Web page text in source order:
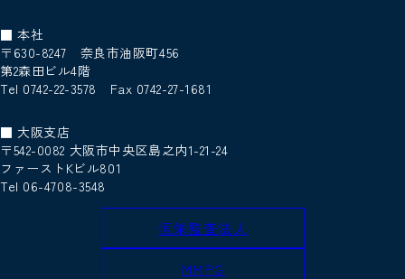
■ 本社
〒630-8247 奈良市油阪町456
第2森田ビル4階
Tel 0742-22-3578 Fax 0742-27-1681
■ 大阪支店
〒542-0082 大阪市中央区島之内1-21-24
ファーストKビル801
Tel 06-4708-3548
恒栄監査法人
MMPG